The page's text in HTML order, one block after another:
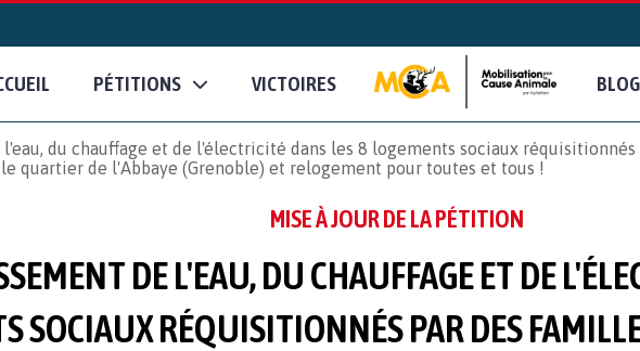
PÉTITIONS VICTOIRES BLOG
du chauffage et de l'électricité dans les 8 logements sociaux
quartier de l'Abbaye (Grenoble) et relogement pour toutes et tous !
MISE À JOUR DE LA PÉTITION
DE L'EAU, DU CHAUFFAGE ET DE
SOCIAUX RÉQUISITIONNÉS PAR DES